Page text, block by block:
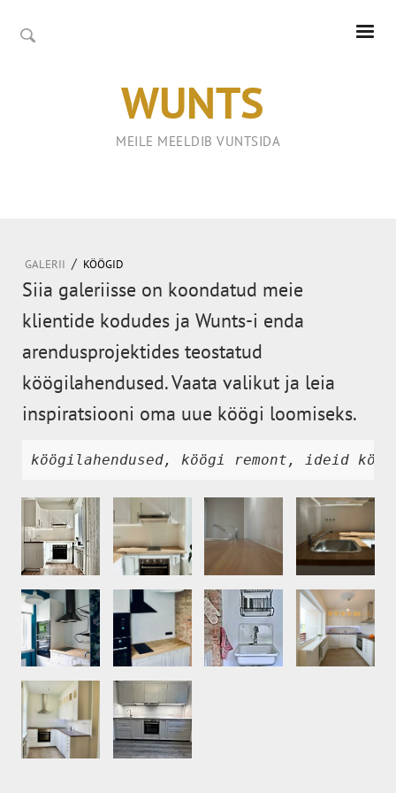
WUNTS
MEILE MEELDIB VUNTSIDA
GALERII / KÖÖGID
Siia galeriisse on koondatud meie
klientide kodudes ja Wunts-i enda
arendusprojektides teostatud
köögilahendused. Vaata valikut ja leia
inspiratsiooni oma uue köögi loomiseks.
köögilahendused, köögi remont, ideid